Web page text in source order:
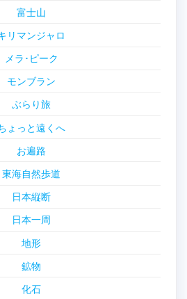
富士山
リマンジャロ
メラ･ピーク
モンブラン
ぶらり旅
ょっと遠くへ
お遍路
東海自然歩道
日本縦断
日本一周
地形
鉱物
化石